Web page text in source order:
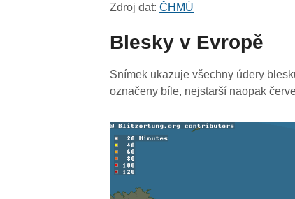
Zdroj dat:ČHMÚ
Blesky v Evropě
Snímek ukazuje všechny údery
označeny bíle, nejstarší naopak